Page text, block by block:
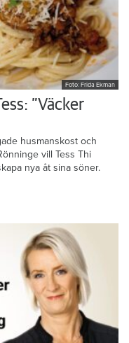
Foto: Frida Ekman
”Väcker
husmanskost och
vill Tess Thi
nya åt sina söner.